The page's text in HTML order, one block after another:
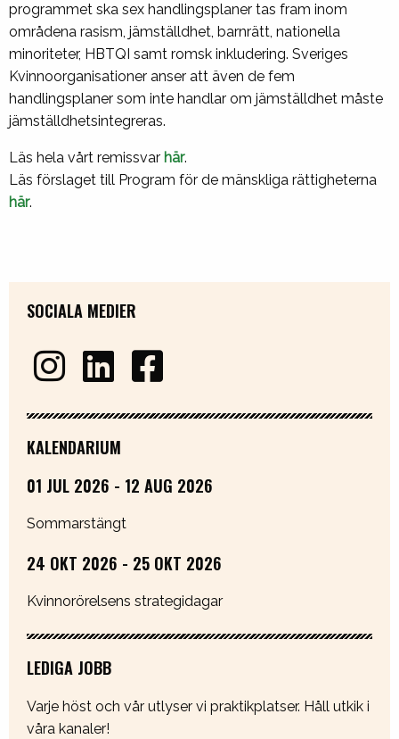
programmet ska sex handlingsplaner tas fram inom
områdena rasism, jämställdhet, barnrätt, nationella
minoriteter, HBTQI samt romsk inkludering. Sveriges
Kvinnoorganisationer anser att även de fem
handlingsplaner som inte handlar om jämställdhet måste
jämställdhetsintegreras.
Läs hela vårt remissvar här.
Läs förslaget till Program för de mänskliga rättigheterna
här.
SOCIALA MEDIER
KALENDARIUM
01 JUL 2026 - 12 AUG 2026
Sommarstängt
24 OKT 2026 - 25 OKT 2026
Kvinnorörelsens strategidagar
LEDIGA JOBB
Varje höst och vår utlyser vi praktikplatser. Håll utkik i
våra kanaler!